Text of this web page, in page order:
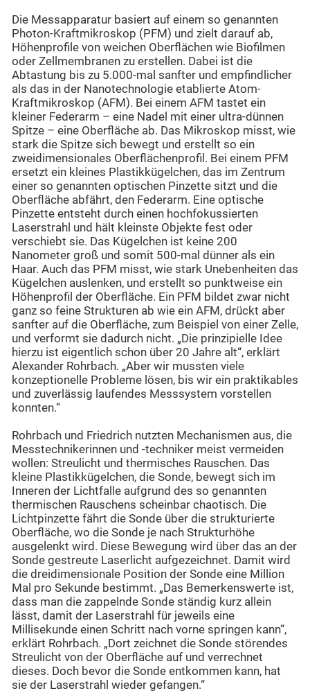
Die Messapparatur basiert auf einem so genannten
Photon-Kraftmikroskop (PFM) und zielt darauf ab,
Höhenprofile von weichen Oberflächen wie Biofilmen
oder Zellmembranen zu erstellen. Dabei ist die
Abtastung bis zu 5.000-mal sanfter und empfindlicher
als das in der Nanotechnologie etablierte Atom-
Kraftmikroskop (AFM). Bei einem AFM tastet ein
kleiner Federarm – eine Nadel mit einer ultra-dünnen
Spitze – eine Oberfläche ab. Das Mikroskop misst, wie
stark die Spitze sich bewegt und erstellt so ein
zweidimensionales Oberflächenprofil. Bei einem PFM
ersetzt ein kleines Plastikkügelchen, das im Zentrum
einer so genannten optischen Pinzette sitzt und die
Oberfläche abfährt, den Federarm. Eine optische
Pinzette entsteht durch einen hochfokussierten
Laserstrahl und hält kleinste Objekte fest oder
verschiebt sie. Das Kügelchen ist keine 200
Nanometer groß und somit 500-mal dünner als ein
Haar. Auch das PFM misst, wie stark Unebenheiten das
Kügelchen auslenken, und erstellt so punktweise ein
Höhenprofil der Oberfläche. Ein PFM bildet zwar nicht
ganz so feine Strukturen ab wie ein AFM, drückt aber
sanfter auf die Oberfläche, zum Beispiel von einer Zelle,
und verformt sie dadurch nicht. „Die prinzipielle Idee
hierzu ist eigentlich schon über 20 Jahre alt“, erklärt
Alexander Rohrbach. „Aber wir mussten viele
konzeptionelle Probleme lösen, bis wir ein praktikables
und zuverlässig laufendes Messsystem vorstellen
konnten.“
Rohrbach und Friedrich nutzten Mechanismen aus, die
Messtechnikerinnen und -techniker meist vermeiden
wollen: Streulicht und thermisches Rauschen. Das
kleine Plastikkügelchen, die Sonde, bewegt sich im
Inneren der Lichtfalle aufgrund des so genannten
thermischen Rauschens scheinbar chaotisch. Die
Lichtpinzette fährt die Sonde über die strukturierte
Oberfläche, wo die Sonde je nach Strukturhöhe
ausgelenkt wird. Diese Bewegung wird über das an der
Sonde gestreute Laserlicht aufgezeichnet. Damit wird
die dreidimensionale Position der Sonde eine Million
Mal pro Sekunde bestimmt. „Das Bemerkenswerte ist,
dass man die zappelnde Sonde ständig kurz allein
lässt, damit der Laserstrahl für jeweils eine
Millisekunde einen Schritt nach vorne springen kann“,
erklärt Rohrbach. „Dort zeichnet die Sonde störendes
Streulicht von der Oberfläche auf und verrechnet
dieses. Doch bevor die Sonde entkommen kann, hat
sie der Laserstrahl wieder gefangen.“